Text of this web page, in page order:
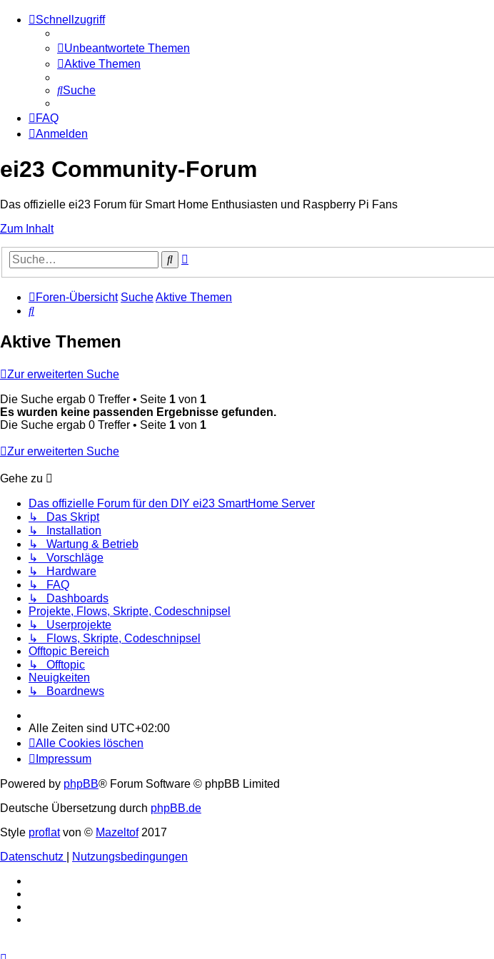
Schnellzugriff
Unbeantwortete Themen
Aktive Themen
Suche
FAQ
Anmelden
ei23 Community-Forum
Das offizielle ei23 Forum für Smart Home Enthusiasten und Raspberry Pi Fans
Zum Inhalt
Suche
Foren-Übersicht SucheAktive Themen
Suche
Aktive Themen
Zur erweiterten Suche
Die Suche ergab 0 Treffer • Seite 1 von 1
Es wurden keine passenden Ergebnisse gefunden.
Die Suche ergab 0 Treffer • Seite 1 von 1
Zur erweiterten Suche
Gehe zu
Das offizielle Forum für den DIY ei23 SmartHome Server
↳ Das Skript
↳ Installation
↳ Wartung & Betrieb
↳ Vorschläge
↳ Hardware
↳ FAQ
↳ Dashboards
Projekte, Flows, Skripte, Codeschnipsel
↳ Userprojekte
↳ Flows, Skripte, Codeschnipsel
Offtopic Bereich
↳ Offtopic
Neuigkeiten
↳ Boardnews
Alle Zeiten sind UTC+02:00
Alle Cookies löschen
Impressum
Powered by phpBB® Forum Software © phpBB Limited
Deutsche Übersetzung durch phpBB.de
Style proflatvon © Mazeltof2017
Datenschutz
Nutzungsbedingungen